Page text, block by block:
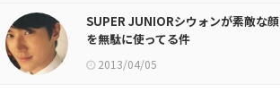
SUPER JUNIORシウォンが素敵な顔
を無駄に使ってる件
2013/04/05